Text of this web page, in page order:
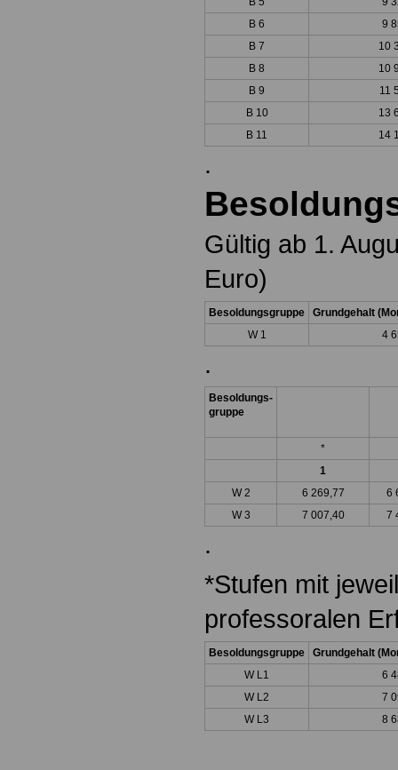
B 6
9
B 7
10
B 8
10
B 9
11
B 10
13
B 11
14
.
Gültig ab 1.
Euro)
Besoldungsgruppe
Grundgehalt
W 1
4
.
Besoldungs-
gruppe
*
1
W 2
6 269,77
6
W 3
7 007,40 7
.
*Stufen mit
professoralen
Besoldungsgruppe
Grundgehalt
W L1
6
W L2
7
W L3
8